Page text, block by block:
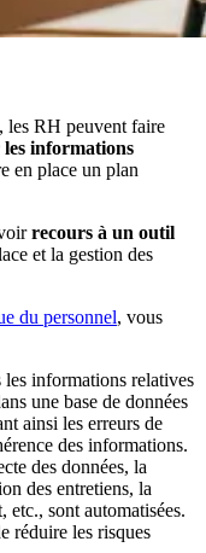
les RH peuvent faire
les informations
en place un plan
recours à un outil
et la gestion des
du personnel, vous
les informations relatives
une base de données
ainsi les erreurs de
des informations.
des données, la
des entretiens, la
etc., sont automatisées.
réduire les risques